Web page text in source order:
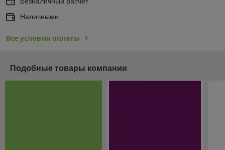
Наличными
Все условия оплаты
Подобные товары компании